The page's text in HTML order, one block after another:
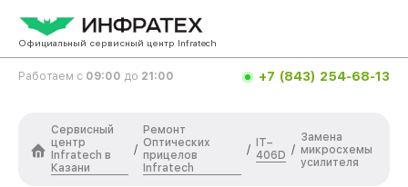
Официальный сервисный центр Infratech
Работаем с 09:00 до 21:00 +7 (843) 254-68-13
Сервисный
центр
Infratech в
Казани
/
Ремонт
Оптических
прицелов
Infratech
/
IT–
406D /
Замена
микросхемы
усилителя